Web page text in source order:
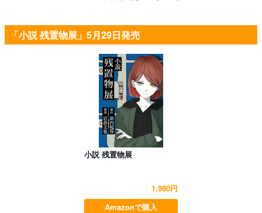
「小説 残置物展」5月29日発売
小説 残置物展
1,980円
Amazonで購入